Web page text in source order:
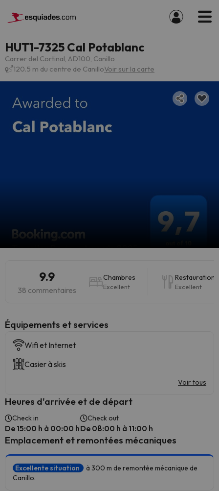
HUT1-7325 Cal Potablanc
Carrer del Cortinal, AD100, Canillo
120.5 m du centre de CanilloVoir sur la carte
9.9
38 commentaires
Chambres
Excellent
Restauration
Excellent
​Équipements et services
Wifi et Internet
Casier à skis
Voir tous
Heures d'arrivée et de départ
Check in
De 15:00 h à 00:00 h
Check out
De 08:00 h à 11:00 h
Emplacement et remontées mécaniques
Excellente situation
à 300 m de remontée mécanique de
Canillo.